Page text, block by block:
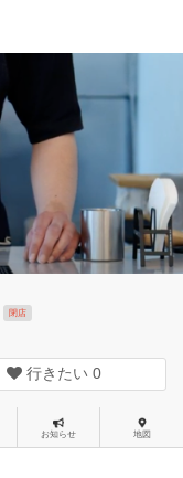
閉店
行きたい 0
お知らせ 地図